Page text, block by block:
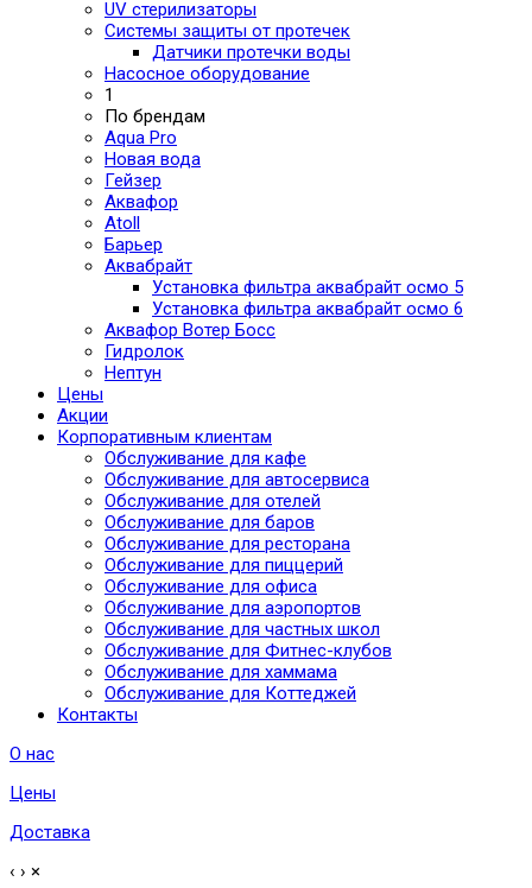
UV стерилизаторы
Системы защиты от протечек
Датчики протечки воды
Насосное оборудование
1
По брендам
Aqua Pro
Новая вода
Гейзер
Аквафор
Atoll
Барьер
Аквабрайт
Установка фильтра аквабрайт осмо 5
Установка фильтра аквабрайт осмо 6
Аквафор Вотер Босс
Гидролок
Нептун
Цены
Акции
Корпоративным клиентам
Обслуживание для кафе
Обслуживание для автосервиса
Обслуживание для отелей
Обслуживание для баров
Обслуживание для ресторана
Обслуживание для пиццерий
Обслуживание для офиса
Обслуживание для аэропортов
Обслуживание для частных школ
Обслуживание для Фитнес-клубов
Обслуживание для хаммама
Обслуживание для Коттеджей
Контакты
О нас
Цены
Доставка
‹ › ×